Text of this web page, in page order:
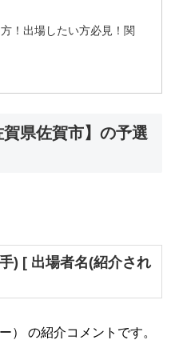
！出場したい方必見！関
県佐賀市】の予選
) [ 出場者名(紹介され
） の紹介コメントです。